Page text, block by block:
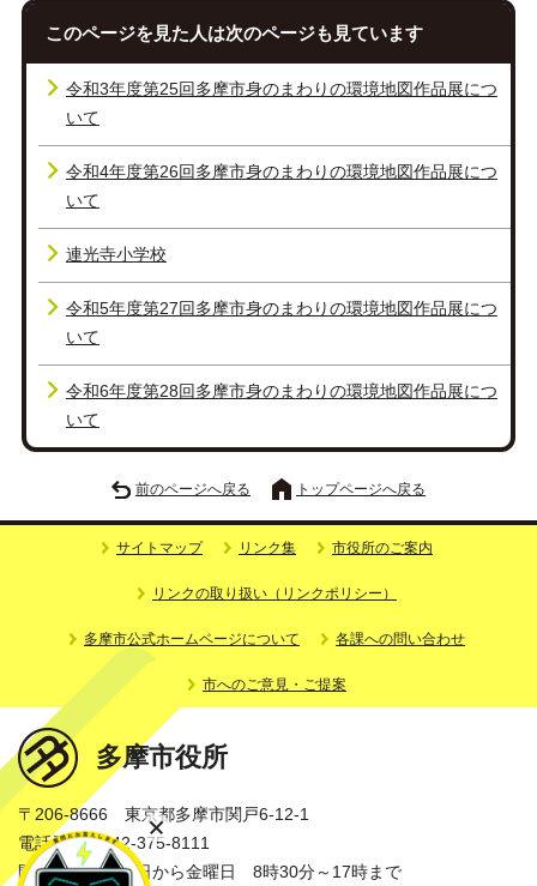
このページを見た人は次のページも見ています
令和3年度第25回多摩市身のまわりの環境地図作品展につ
いて
令和4年度第26回多摩市身のまわりの環境地図作品展につ
いて
連光寺小学校
令和5年度第27回多摩市身のまわりの環境地図作品展につ
いて
令和6年度第28回多摩市身のまわりの環境地図作品展につ
いて
前のページへ戻る トップページへ戻る
サイトマップ リンク集 市役所のご案内
リンクの取り扱い（リンクポリシー）
多摩市公式ホームページについて 各課への問い合わせ
市へのご意見・ご提案
多摩市役所
〒206-8666 東京都多摩市関戸6-12-1
電話番号：042-375-8111
開庁時間：月曜日から金曜日 8時30分～17時まで